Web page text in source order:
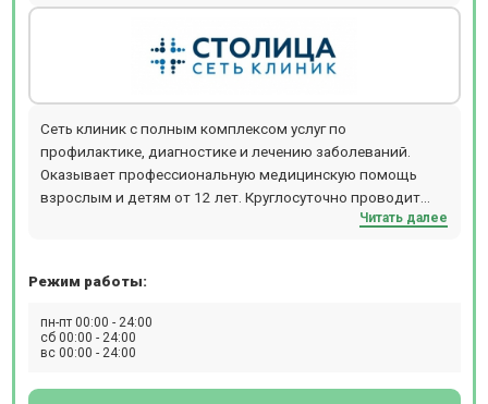
Сеть клиник с полным комплексом услуг по
профилактике, диагностике и лечению заболеваний.
Оказывает профессиональную медицинскую помощь
взрослым и детям от 12 лет. Круглосуточно проводит
МРТ и КТ-обследования. Расположение: м. Смоленская
Читать далее
Режим работы:
пн-пт 00:00 - 24:00
сб 00:00 - 24:00
вс 00:00 - 24:00